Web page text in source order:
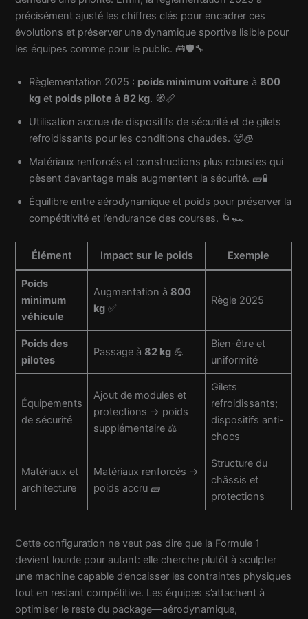
précisément ajusté les chiffres clés pour encadrer ces
évolutions et préserver une dynamique sportive lisible pour
les équipes comme pour le public. 🧰🛡️🔧
Règlementation 2025 : poids minimum voiture à800
kg et poids pilote à82 kg. 🧭📏
Utilisation accrue de dispositifs de sécurité et de gilets
refroidissants pour les conditions chaudes. 🥵🧊
Matériaux renforcés et constructions plus robustes qui
pèsent davantage mais augmentent la sécurité. 🧱🧪
Équilibre entre aérodynamique et poids pour préserver la
compétitivité et l’endurance des courses. 🌀🏎️
Élément Impact sur le poids Exemple
Poids
minimum
véhicule
Augmentation à 800
kg✅
Règle 2025
Poids des
pilotes
Passage à 82 kg💪
Bien-être et
uniformité
Équipements
de sécurité
Ajout de modules et
protections → poids
supplémentaire ⚖️
Gilets
refroidissants;
dispositifs anti-
chocs
Matériaux et
architecture
Matériaux renforcés →
poids accru 🧱
Structure du
châssis et
protections
Cette configuration ne veut pas dire que la Formule 1
devient lourde pour autant: elle cherche plutôt à sculpter
une machine capable d’encaisser les contraintes physiques
tout en restant compétitive. Les équipes s’attachent à
optimiser le reste du package—aérodynamique,